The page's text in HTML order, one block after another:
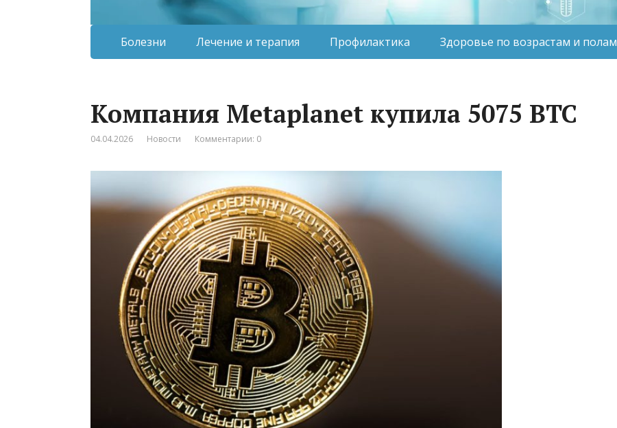
Болезни Лечение и терапия Профилактика Здоровье по возрастам и полам
Компания Metaplanet купила 5075 BTC
04.04.2026 Новости Комментарии: 0